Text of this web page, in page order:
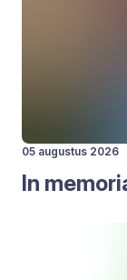
05 augustus 2026
In